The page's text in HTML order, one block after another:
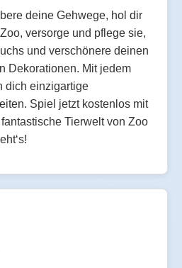
deine Gehwege, hol dir
versorge und pflege sie,
und verschönere deinen
Dekorationen. Mit jedem
dich einzigartige
Spiel jetzt kostenlos mit
Tierwelt von Zoo